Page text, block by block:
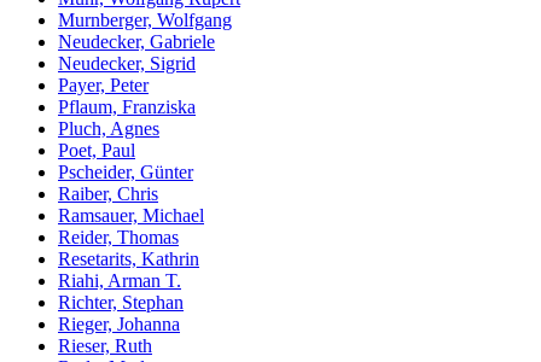
Murnberger, Wolfgang
Neudecker, Gabriele
Neudecker, Sigrid
Payer, Peter
Pflaum, Franziska
Pluch, Agnes
Poet, Paul
Pscheider, Günter
Raiber, Chris
Ramsauer, Michael
Reider, Thomas
Resetarits, Kathrin
Riahi, Arman T.
Richter, Stephan
Rieger, Johanna
Rieser, Ruth